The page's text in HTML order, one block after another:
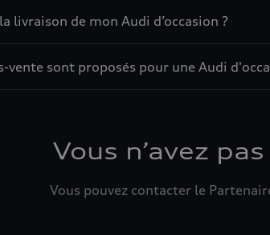
livraison de mon Audi d’occasion ?
vente sont proposés pour une Audi
Vous n’avez
Vous pouvez contacter le